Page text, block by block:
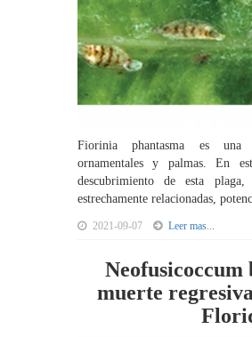
Fiorinia phantasma es una
ornamentales y palmas. En
descubrimiento de esta plaga,
estrechamente relacionadas,
2021-09-07 Leer mas...
Neofusicoccum
muerte